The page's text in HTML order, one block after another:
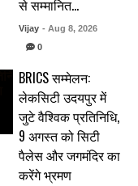
से सम्मानित…
Vijay - Aug 8, 2026
0
BRICS सम्मेलन:
लेकसिटी उदयपुर में
जुटे वैश्विक प्रतिनिधि,
9 अगस्त को सिटी
पैलेस और जगमंदिर का
करेंगे भ्रमण